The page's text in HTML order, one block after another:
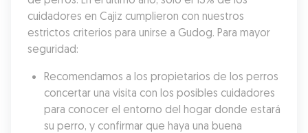
cuidadores en Cajiz cumplieron con nuestros
estrictos criterios para unirse a Gudog. Para mayor
seguridad:
Recomendamos a los propietarios de los perros
concertar una visita con los posibles cuidadores
para conocer el entorno del hogar donde estará
su perro, y confirmar que haya una buena